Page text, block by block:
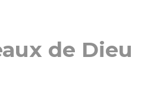
de Dieu